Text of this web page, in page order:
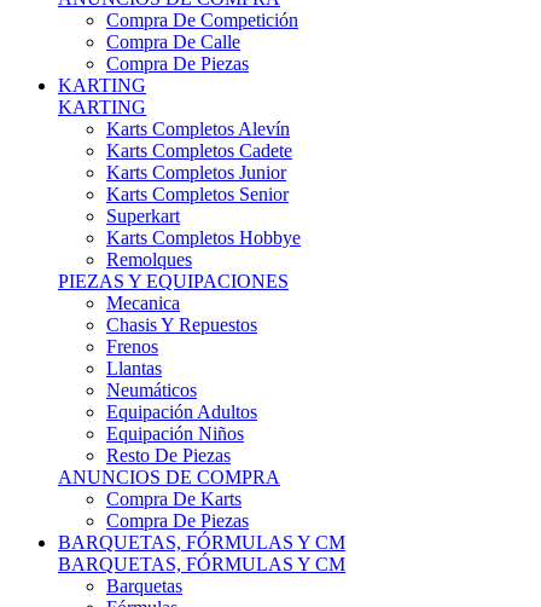
Compra De Calle
Compra De Piezas
KARTING
KARTING
Karts Completos Alevín
Karts Completos Cadete
Karts Completos Junior
Karts Completos Senior
Superkart
Karts Completos Hobbye
Remolques
PIEZAS Y EQUIPACIONES
Mecanica
Chasis Y Repuestos
Frenos
Llantas
Neumáticos
Equipación Adultos
Equipación Niños
Resto De Piezas
ANUNCIOS DE COMPRA
Compra De Karts
Compra De Piezas
BARQUETAS, FÓRMULAS Y CM
BARQUETAS, FÓRMULAS Y CM
Barquetas
Fórmulas
Cm